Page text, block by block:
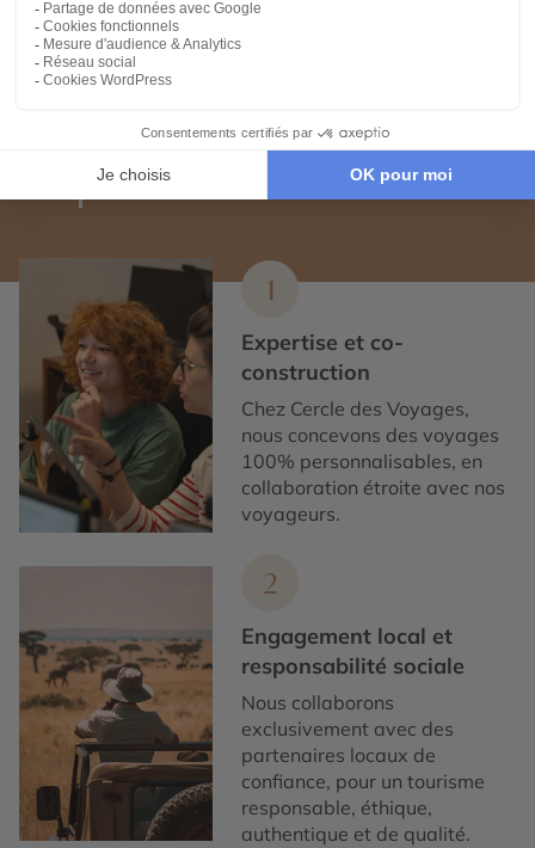
Voyages en immersion et insolites à la Réunion
Expertise et co-construction
1
Expertise et co-
construction
Chez Cercle des Voyages,
nous concevons des voyages
100% personnalisables, en
collaboration étroite avec nos
voyageurs.
2
Engagement local et
responsabilité sociale
Nous collaborons
exclusivement avec des
partenaires locaux de
confiance, pour un tourisme
responsable, éthique,
authentique et de qualité.